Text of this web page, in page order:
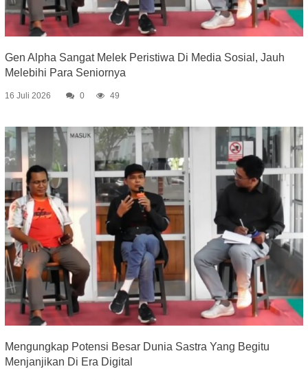
Gen Alpha Sangat Melek Peristiwa Di Media Sosial, Jauh
Melebihi Para Seniornya
16 Juli 2026 0 49
Mengungkap Potensi Besar Dunia Sastra Yang Begitu
Menjanjikan Di Era Digital